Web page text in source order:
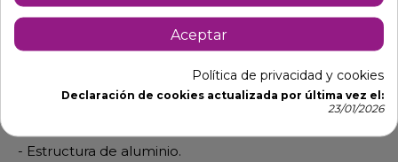
Descripción Detalles de producto
Conjunto para jardín HERCE
- Compuesto por un sofá, dos sillones y una mesa de
- Estructura de aluminio.
Aceptar
Política de privacidad y cookies
Declaración de cookies actualizada por última vez el:
23/01/2026